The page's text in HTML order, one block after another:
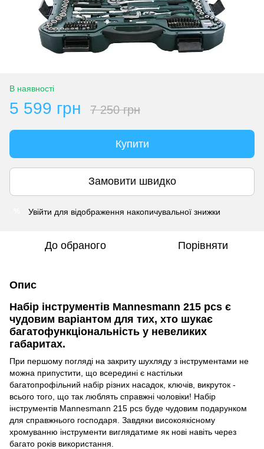
В наявності
5 599 грн 7 250 грн
Купити
Замовити швидко
Увійти для відображення накопичувальної знижки
До обраного Порівняти
Опис
Набір інструментів Mannesmann 215 pcs є
чудовим варіантом для тих, хто шукає
багатофункціональність у невеликих
габаритах.
При першому погляді на закриту шухляду з інструментами не
можна припустити, що всередині є настільки
багатопрофільний набір різних насадок, ключів, викруток -
всього того, що так люблять справжні чоловіки! Набір
інструментів Mannesmann 215 pcs буде чудовим подарунком
для справжнього господаря. Завдяки високоякісному
хромуванню інструменти виглядатиме як нові навіть через
багато років використання.